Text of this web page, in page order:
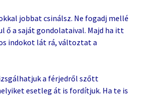
jobbat csinálsz. Ne fogadj mellé
ő a saját gondolataival. Majd ha itt
indokot lát rá, változtat a
a férjedről szőtt
esetleg át is fordítjuk. Ha te is